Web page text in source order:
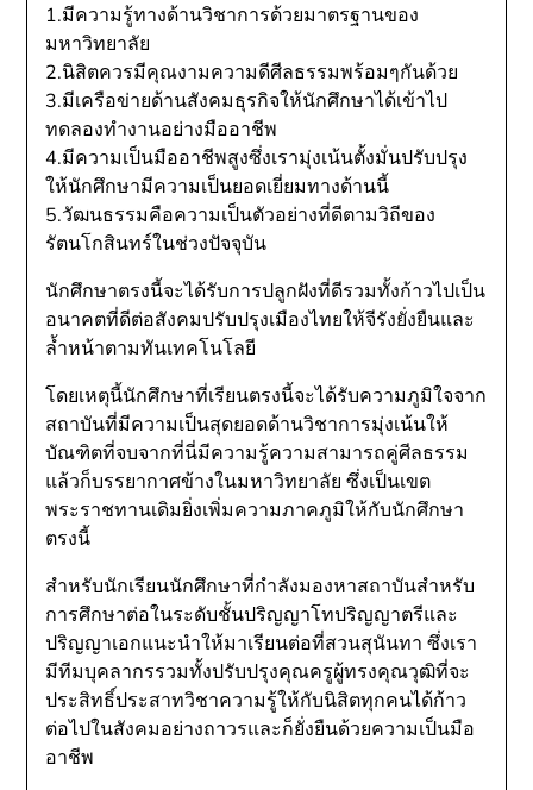
1.มีความรู้ทางด้านวิชาการด้วยมาตรฐานของ
มหาวิทยาลัย
2.นิสิตควรมีคุณงามความดีศีลธรรมพร้อมๆกันด้วย
3.มีเครือข่ายด้านสังคมธุรกิจให้นักศึกษาได้เข้าไป
ทดลองทำงานอย่างมืออาชีพ
4.มีความเป็นมืออาชีพสูงซึ่งเรามุ่งเน้นตั้งมั่นปรับปรุง
ให้นักศึกษามีความเป็นยอดเยี่ยมทางด้านนี้
5.วัฒนธรรมคือความเป็นตัวอย่างที่ดีตามวิถีของ
รัตนโกสินทร์ในช่วงปัจจุบัน
นักศึกษาตรงนี้จะได้รับการปลูกฝังที่ดีรวมทั้งก้าวไปเป็น
อนาคตที่ดีต่อสังคมปรับปรุงเมืองไทยให้จีรังยั่งยืนและ
ล้ำหน้าตามทันเทคโนโลยี
โดยเหตุนี้นักศึกษาที่เรียนตรงนี้จะได้รับความภูมิใจจาก
สถาบันที่มีความเป็นสุดยอดด้านวิชาการมุ่งเน้นให้
บัณฑิตที่จบจากที่นี่มีความรู้ความสามารถคู่ศีลธรรม
แล้วก็บรรยากาศข้างในมหาวิทยาลัย ซึ่งเป็นเขต
พระราชทานเดิมยิ่งเพิ่มความภาคภูมิให้กับนักศึกษา
ตรงนี้
สำหรับนักเรียนนักศึกษาที่กำลังมองหาสถาบันสำหรับ
การศึกษาต่อในระดับชั้นปริญญาโทปริญญาตรีและ
ปริญญาเอกแนะนำให้มาเรียนต่อที่สวนสุนันทา ซึ่งเรา
มีทีมบุคลากรรวมทั้งปรับปรุงคุณครูผู้ทรงคุณวุฒิที่จะ
ประสิทธิ์ประสาทวิชาความรู้ให้กับนิสิตทุกคนได้ก้าว
ต่อไปในสังคมอย่างถาวรและก็ยั่งยืนด้วยความเป็นมือ
อาชีพ